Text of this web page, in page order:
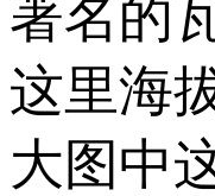
著名的
这里海
大图中